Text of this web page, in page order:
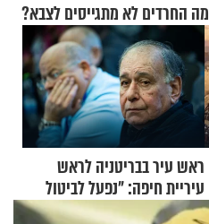
החרדים לא מתגייסים לצבא?
ראש עיר בבריטניה לראש
עיריית חיפה: ״נפעל לביטול
ברית הערים התאומות״